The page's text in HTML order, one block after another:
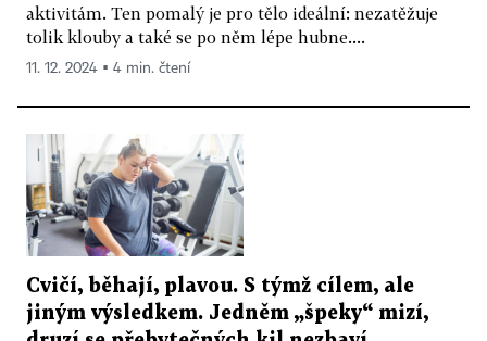
aktivitám. Ten pomalý je pro tělo ideální: nezatěžuje
tolik klouby a také se po něm lépe hubne....
11. 12. 2024 ▪ 4 min. čtení
Cvičí, běhají, plavou. S týmž cílem, ale
jiným výsledkem. Jedněm „špeky“ mizí,